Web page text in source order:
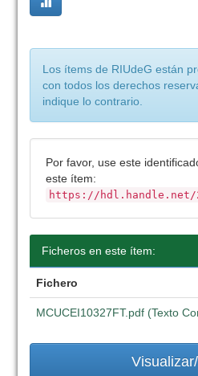
Los ítems de RIUdeG están
con todos los derechos
indique lo contrario.
Por favor, use este
este ítem:
https://hdl.handle.net/
Ficheros en este ítem:
Fichero
MCUCEI10327FT.pdf (Texto